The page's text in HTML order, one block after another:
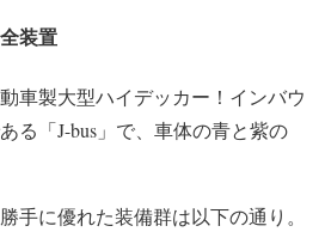
装置
車製大型ハイデッカー！インバウ
る「J-bus」で、車体の青と紫の
手に優れた装備群は以下の通り。